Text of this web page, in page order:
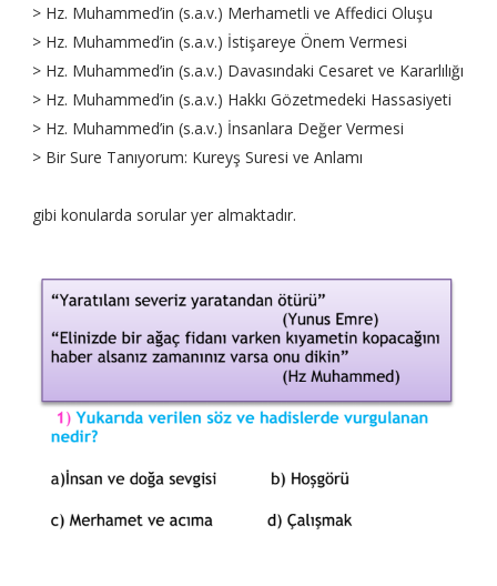
> Hz. Muhammed’in (s.a.v.) Merhametli ve Affedici Oluşu
> Hz. Muhammed’in (s.a.v.) İstişareye Önem Vermesi
> Hz. Muhammed’in (s.a.v.) Davasındaki Cesaret ve Kararlılığı
> Hz. Muhammed’in (s.a.v.) Hakkı Gözetmedeki Hassasiyeti
> Hz. Muhammed’in (s.a.v.) İnsanlara Değer Vermesi
> Bir Sure Tanıyorum: Kureyş Suresi ve Anlamı
gibi konularda sorular yer almaktadır.